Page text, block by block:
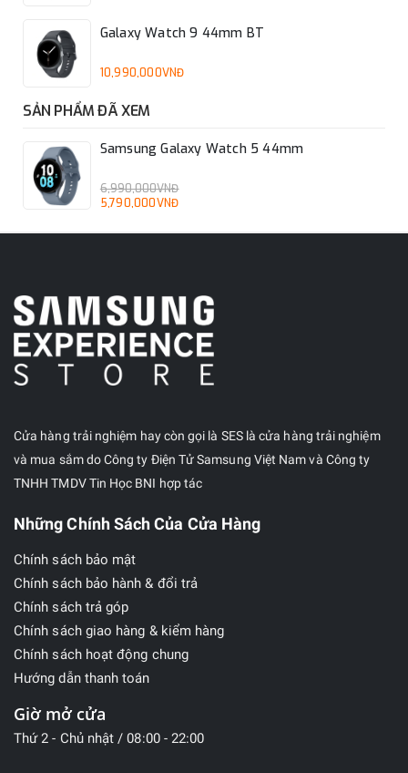
Galaxy Watch 9 44mm BT
10,990,000VNĐ
SẢN PHẨM ĐÃ XEM
Samsung Galaxy Watch 5 44mm
6,990,000VNĐ
5,790,000VNĐ
Cửa hàng trải nghiệm hay còn gọi là SES là cửa hàng trải nghiệm
và mua sắm do Công ty Điện Tử Samsung Việt Nam và Công ty
TNHH TMDV Tin Học BNI hợp tác
Những Chính Sách Của Cửa Hàng
Chính sách bảo mật
Chính sách bảo hành & đổi trả
Chính sách trả góp
Chính sách giao hàng & kiểm hàng
Chính sách hoạt động chung
Hướng dẫn thanh toán
Giờ mở cửa
Thứ 2 - Chủ nhật / 08:00 - 22:00